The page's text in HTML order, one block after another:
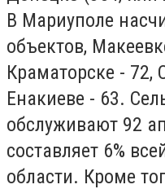
В Мариуполе
объектов,
Краматорске - 72,
Енакиеве - 63.
обслуживают 92
составляет 6%
области. Кроме